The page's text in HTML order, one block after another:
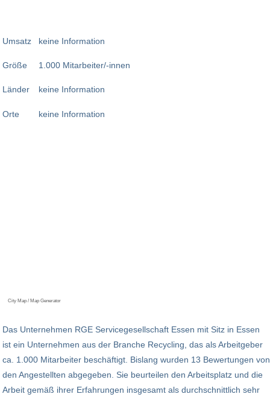
Umsatz
Größe
Länder
Orte
keine Information
1.000 Mitarbeiter/-innen
keine Information
keine Information
City Map / Map Generator
Das Unternehmen RGE Servicegesellschaft Essen mit Sitz in Essen
ist ein Unternehmen aus der Branche Recycling, das als Arbeitgeber
ca. 1.000 Mitarbeiter beschäftigt. Bislang wurden 13 Bewertungen von
den Angestellten abgegeben. Sie beurteilen den Arbeitsplatz und die
Arbeit gemäß ihrer Erfahrungen insgesamt als durchschnittlich sehr